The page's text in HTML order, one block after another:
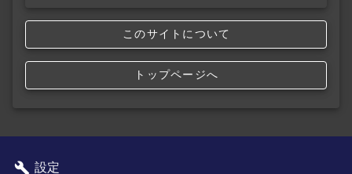
このサイトについて
トップページへ
設定